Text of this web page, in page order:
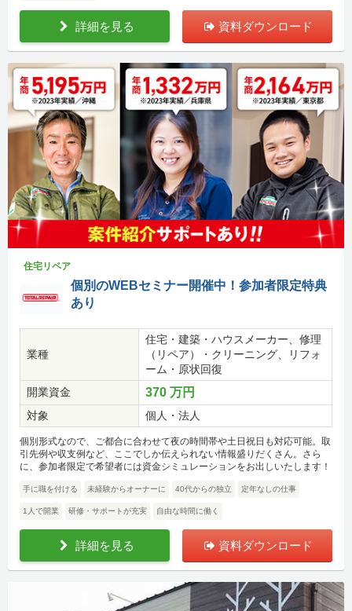
詳細を見る 資料ダウンロード
住宅リペア
個別のWEBセミナー開催中！参加者限定特典
あり
業種
住宅・建築・ハウスメーカー、修理
（リペア）・クリーニング、リフォ
ーム・原状回復
開業資金
370 万円
対象 個人・法人
個別形式なので、ご都合に合わせて夜の時間帯や土日祝日も対応可能。取
引先例や収支例など、ここでしか伝えられない情報盛りだくさん。さら
に、参加者限定で希望者には資金シミュレーションをお出しいたします！
手に職を付ける 未経験からオーナーに 40代からの独立 定年なしの仕事
1人で開業 研修・サポートが充実 自由な時間に働く
詳細を見る 資料ダウンロード